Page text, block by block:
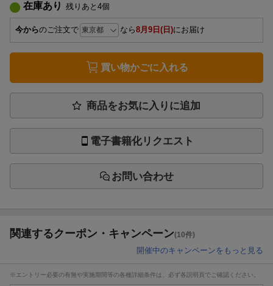
在庫あり 残りあと 4個
今からのご注文で なら8月9日(日)にお届け
買い物かごに入れる
商品をお気に入りに追加
電子書籍化リクエスト
お問い合わせ
関連するクーポン・キャンペーン(10件)
開催中のキャンペーンをもっと見る
※エントリー必要の有無や実施期間等の各種詳細条件は、必ず各説明頁でご確認ください。